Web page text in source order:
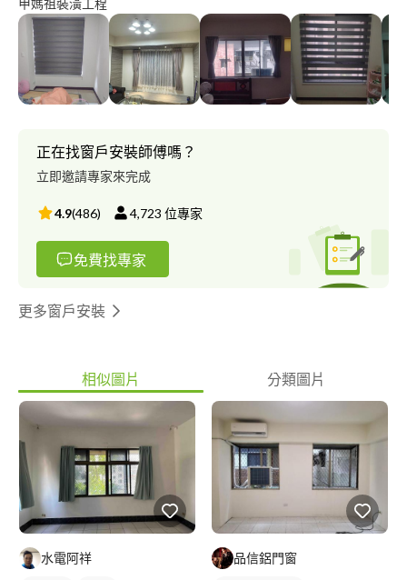
甲媽祖裝潢工程
正在找窗戶安裝師傅嗎？
立即邀請專家來完成
4.9(486) 4,723 位專家
免費找專家
更多窗戶安裝
相似圖片 分類圖片
水電阿祥 品信鋁門窗